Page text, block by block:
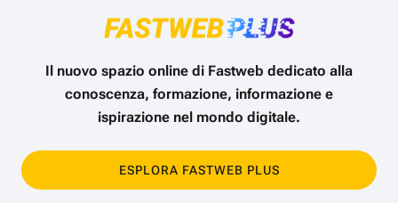
Il nuovo spazio online di Fastweb dedicato alla
conoscenza, formazione, informazione e
ispirazione nel mondo digitale.
ESPLORA FASTWEB PLUS